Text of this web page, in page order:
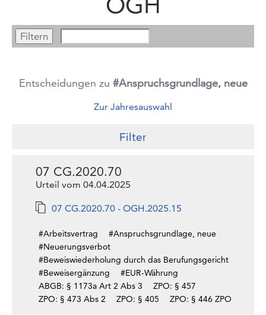
Entscheidungen zu #Anspruchsgrundlage, neue
Zur Jahresauswahl
Filter
07 CG.2020.70
Urteil vom 04.04.2025
07 CG.2020.70 - OGH.2025.15
#Arbeitsvertrag
#Anspruchsgrundlage, neue
#Neuerungsverbot
#Beweiswiederholung durch das Berufungsgericht
#Beweisergänzung
#EUR-Währung
ABGB: § 1173a Art 2 Abs 3
ZPO: § 457
ZPO: § 473 Abs 2
ZPO: § 405 ZPO: § 446 ZPO